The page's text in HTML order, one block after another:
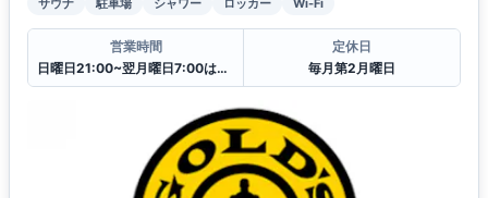
営業時間
日曜日21:00~翌月曜日7:00はクローズ
定休日
毎月第2月曜日